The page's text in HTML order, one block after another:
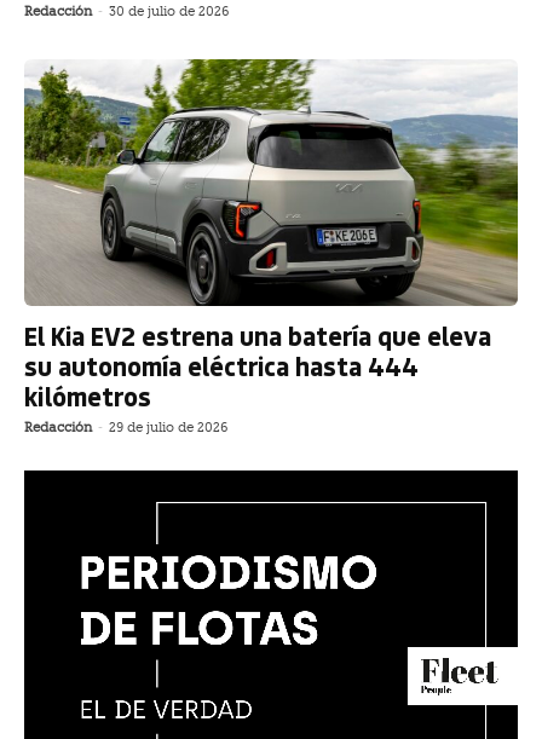
Redacción - 30 de julio de 2026
El Kia EV2 estrena una batería que eleva
su autonomía eléctrica hasta 444
kilómetros
Redacción - 29 de julio de 2026